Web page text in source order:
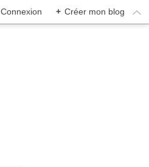
Connexion + Créer mon blog